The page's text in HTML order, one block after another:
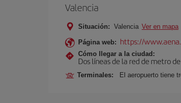
Valencia
Situación: Valencia Ver en mapa
Página web: https://
Cómo llegar a la ciudad:
Dos líneas de la red de metro
Terminales: El aeropuerto tiene